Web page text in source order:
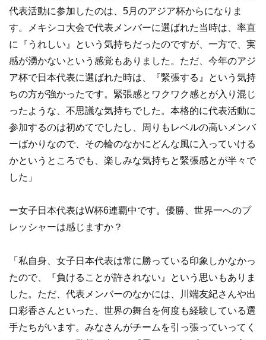
代表活動に参加したのは、5月のアジア杯からになりま
す。メキシコ大会で代表メンバーに選ばれた当時は、率直
に『うれしい』という気持ちだったのですが、一方で、実
感が湧かないという感覚もありました。ただ、今年のアジ
ア杯で日本代表に選ばれた時は、『緊張する』という気持
ちの方が強かったです。緊張感とワクワク感とが入り混じ
ったような、不思議な気持ちでした。本格的に代表活動に
参加するのは初めてでしたし、周りもレベルの高いメンバ
ーばかりなので、その輪のなかにどんな風に入っていける
かというところでも、楽しみな気持ちと緊張感とが半々で
した」
ー女子日本代表はW杯6連覇中です。優勝、世界一へのプ
レッシャーは感じますか？
「私自身、女子日本代表は常に勝っている印象しかなかっ
たので、『負けることが許されない』という思いもありま
した。ただ、代表メンバーのなかには、川端友紀さんや出
口彩香さんといった、世界の舞台を何度も経験している選
手たちがいます。みなさんがチームを引っ張っていってく